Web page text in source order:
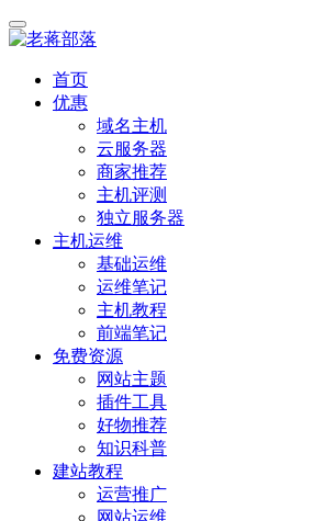
首页
优惠
域名主机
云服务器
商家推荐
主机评测
独立服务器
主机运维
基础运维
运维笔记
主机教程
前端笔记
免费资源
网站主题
插件工具
好物推荐
知识科普
建站教程
运营推广
网站运维